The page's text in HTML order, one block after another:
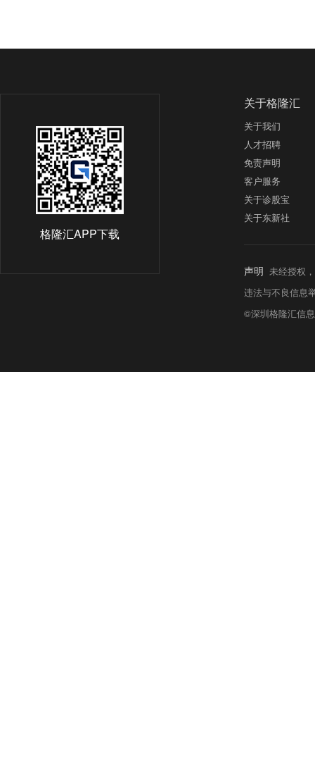
格隆汇APP下载
关于格隆汇
关于我们
人才招聘
免责声明
客户服务
关于诊股宝
关于东新社
声明 未经授权
违法与不良信息
©深圳格隆汇信